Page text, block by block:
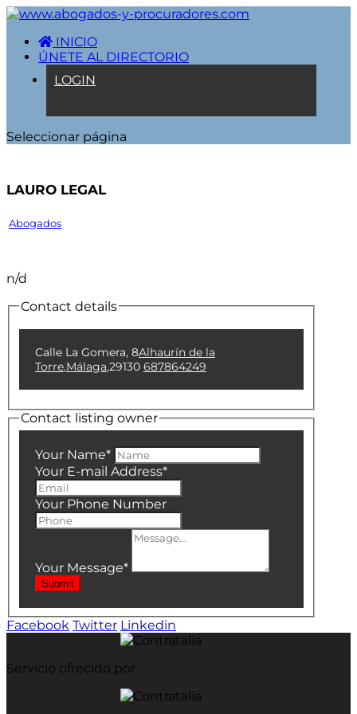
INICIO
ÚNETE AL DIRECTORIO
LOGIN
Seleccionar página
Lauro Legal
Abogados
n/d
Contact details
Calle La Gomera, 8Alhaurín de la
Torre,Málaga,29130 687864249
Contact listing owner
Your Name*
Your E-mail Address*
Your Phone Number
Your Message*
Submit
Facebook Twitter Linkedin
Servicio ofrecido por